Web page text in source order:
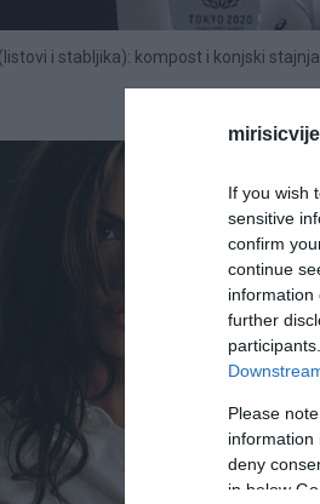
If you wish
sensitive
confirm
continue
information
further
Please
information
deny
in below
i stabljika): kompost i konjski